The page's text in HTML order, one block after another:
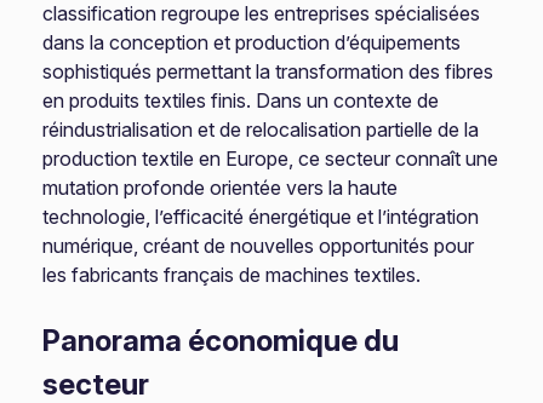
classification regroupe les entreprises spécialisées
dans la conception et production d’équipements
sophistiqués permettant la transformation des fibres
en produits textiles finis. Dans un contexte de
réindustrialisation et de relocalisation partielle de la
production textile en Europe, ce secteur connaît une
mutation profonde orientée vers la haute
technologie, l’efficacité énergétique et l’intégration
numérique, créant de nouvelles opportunités pour
les fabricants français de machines textiles.
Panorama économique du
secteur